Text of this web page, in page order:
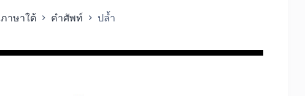
ภาษาใต้ คำศัพท์ ปล้ำ